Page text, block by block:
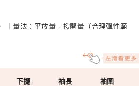
｜量法：平放量 - 撐開量（合理彈性範
下擺 袖長 袖圍